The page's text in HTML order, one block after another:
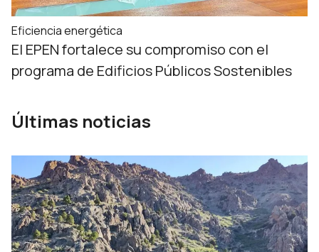
Eficiencia energética
El EPEN fortalece su compromiso con el
programa de Edificios Públicos Sostenibles
Últimas noticias